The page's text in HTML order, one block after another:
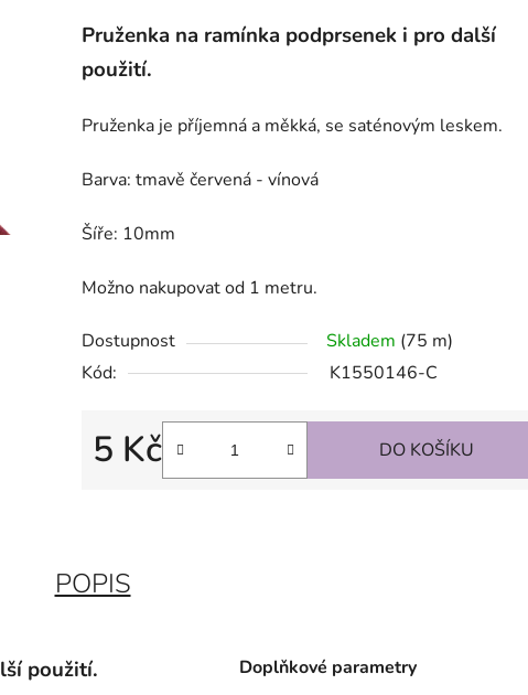
Pruženka na ramínka podprsenek i pro další
použití.
Pruženka je příjemná a měkká, se saténovým leskem.
Barva: tmavě červená - vínová
Šíře: 10mm
Možno nakupovat od 1 metru.
Dostupnost Skladem (75 m)
Kód:
K1550146-C
5 Kč
Měrná cena:
DO KOŠÍKU
POPIS
použití. Doplňkové parametry